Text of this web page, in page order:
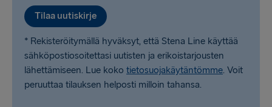
Tilaa uutiskirje
* Rekisteröitymällä hyväksyt, että Stena Line käyttää
sähköpostiosoitettasi uutisten ja erikoistarjousten
lähettämiseen. Lue koko tietosuojakäytäntömme. Voit
peruuttaa tilauksen helposti milloin tahansa.